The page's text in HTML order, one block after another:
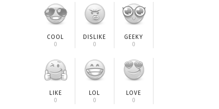
COOL
0
DISLIKE
0
GEEKY
0
LIKE
0
LOL
0
LOVE
0